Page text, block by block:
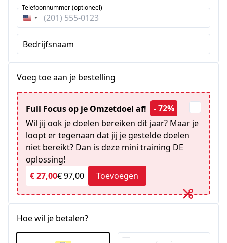
Verenigde
Staten
+1
Telefoonnummer (optioneel)
Bedrijfsnaam
Voeg toe aan je bestelling
Full Focus op je Omzetdoel af!
- 72%
Wil jij ook je doelen bereiken dit jaar? Maar je
loopt er tegenaan dat jij je gestelde doelen
niet bereikt? Dan is deze mini training DE
oplossing!
€ 27,00€ 97,00 Toevoegen
Hoe wil je betalen?